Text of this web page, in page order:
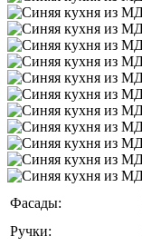
Фасады:
Ручки: